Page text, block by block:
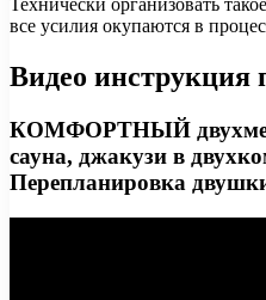
все усилия окупаются в
Видео инструкция
КОМФОРТНЫЙ
сауна, джакузи в
Перепланировка